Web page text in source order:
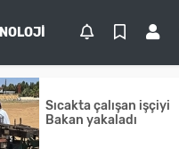
Sıcakta çalışan işçiyi
Bakan yakaladı